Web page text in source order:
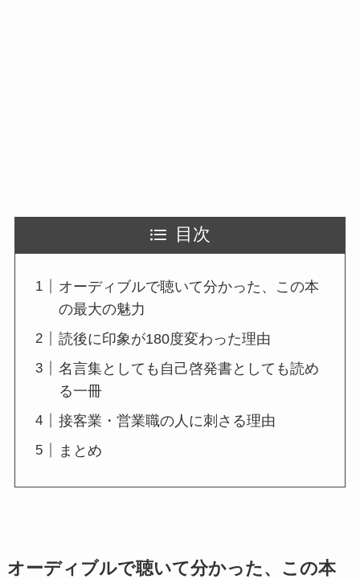
目次
オーディブルで聴いて分かった、この本
の最大の魅力
読後に印象が180度変わった理由
名言集としても自己啓発書としても読め
る一冊
接客業・営業職の人に刺さる理由
まとめ
オーディブルで聴いて分かった、この本